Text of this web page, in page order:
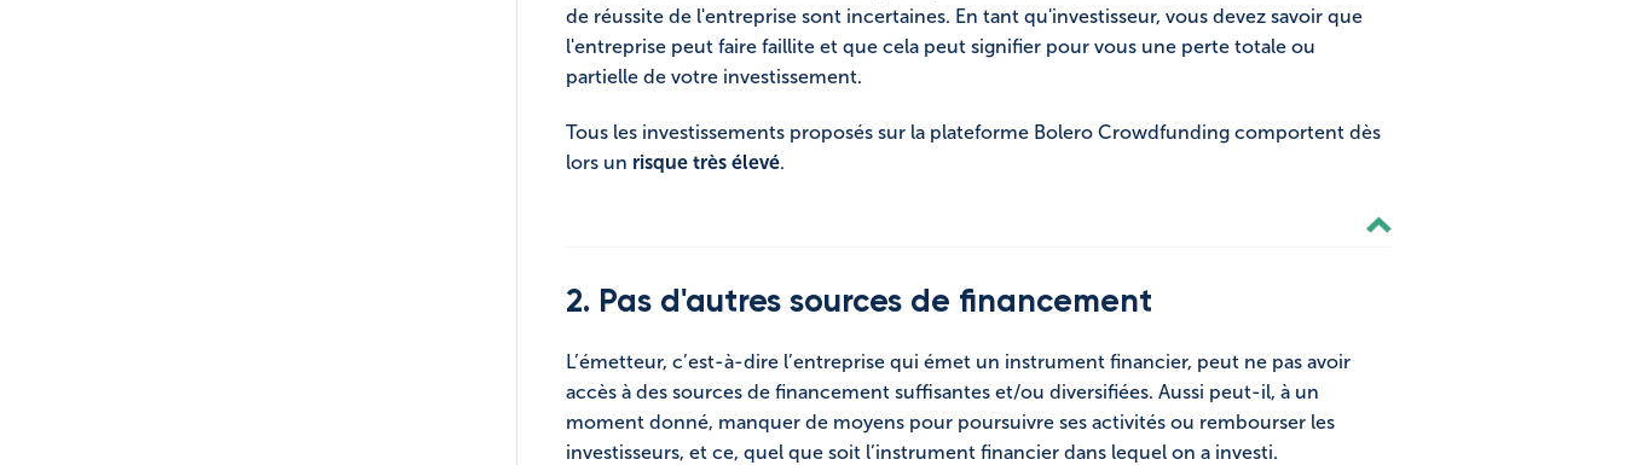
de réussite de l'entreprise sont incertaines. En tant qu'investisseur, vous devez savoir que
l'entreprise peut faire faillite et que cela peut signifier pour vous une perte totale ou
partielle de votre investissement.
Tous les investissements proposés sur la plateforme Bolero Crowdfunding comportent dès
lors un risque très élevé.
2. Pas d'autres sources de financement
L’émetteur, c’est-à-dire l’entreprise qui émet un instrument financier, peut ne pas avoir
accès à des sources de financement suffisantes et/ou diversifiées. Aussi peut-il, à un
moment donné, manquer de moyens pour poursuivre ses activités ou rembourser les
investisseurs, et ce, quel que soit l’instrument financier dans lequel on a investi.